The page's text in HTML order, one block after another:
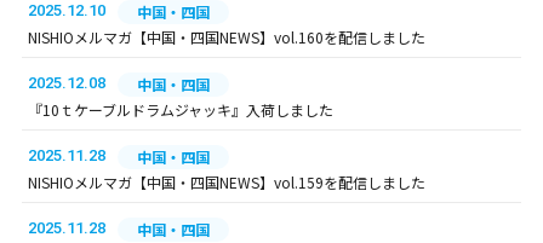
2025.12.10
中国・四国
NISHIOメルマガ【中国・四国NEWS】vol.160を配信しました
2025.12.08
中国・四国
『10ｔケーブルドラムジャッキ』入荷しました
2025.11.28
中国・四国
NISHIOメルマガ【中国・四国NEWS】vol.159を配信しました
2025.11.28
中国・四国